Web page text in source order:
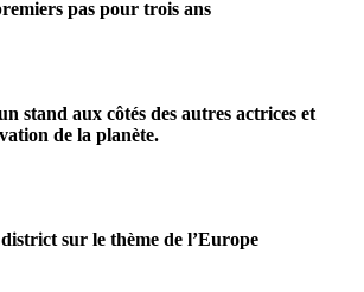
pas pour trois ans
stand aux côtés des autres actrices et
de la planète.
sur le thème de l’Europe